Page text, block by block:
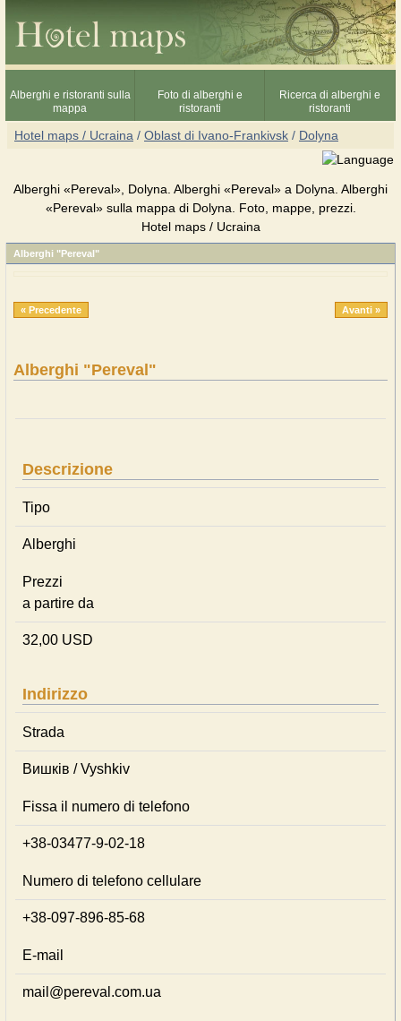
Alberghi e ristoranti sulla
mappa
Foto di alberghi e
ristoranti
Ricerca di alberghi e
ristoranti
Hotel maps / Ucraina / Oblast di Ivano-Frankivsk / Dolyna
Alberghi «Pereval», Dolyna. Alberghi «Pereval» a Dolyna. Alberghi
«Pereval» sulla mappa di Dolyna. Foto, mappe, prezzi.
Hotel maps / Ucraina
Alberghi "Pereval"
« Precedente Avanti »
Alberghi "Pereval"
Descrizione
Tipo
Alberghi
Prezzi
a partire da
32,00 USD
Indirizzo
Strada
Вишків / Vyshkiv
Fissa il numero di telefono
+38-03477-9-02-18
Numero di telefono cellulare
+38-097-896-85-68
E-mail
mail@pereval.com.ua